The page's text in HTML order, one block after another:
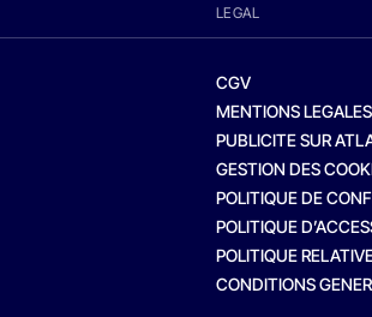
LEGAL
CGV
MENTIONS LEGALES
PUBLICITE SUR
GESTION DES
POLITIQUE DE
POLITIQUE
POLITIQUE
CONDITIONS